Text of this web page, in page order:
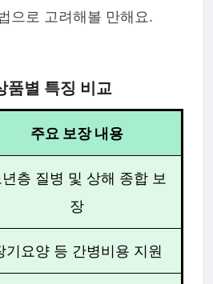
으로 고려해볼 만해요.
품별 특징 비교
주요 보장 내용
년층 질병 및 상해 종합 보
장
기요양 등 간병비용 지원